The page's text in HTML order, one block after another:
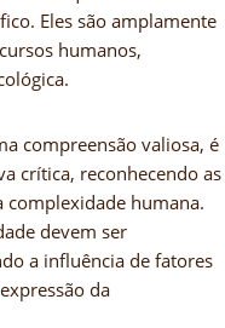
Eles são amplamente
humanos,
compreensão valiosa, é
crítica, reconhecendo as
complexidade humana.
devem ser
a influência de fatores
da